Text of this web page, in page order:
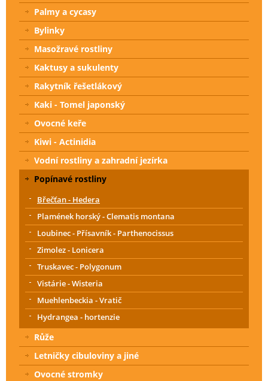
Palmy a cycasy
Bylinky
Masožravé rostliny
Kaktusy a sukulenty
Rakytník řešetlákový
Kaki - Tomel japonský
Ovocné keře
Kiwi - Actinidia
Vodní rostliny a zahradní jezírka
Popínavé rostliny
Břečťan - Hedera
Plamének horský - Clematis montana
Loubinec - Přísavník - Parthenocissus
Zimolez - Lonicera
Truskavec - Polygonum
Vistárie - Wisteria
Muehlenbeckia - Vratič
Hydrangea - hortenzie
Růže
Letničky cibuloviny a jiné
Ovocné stromky